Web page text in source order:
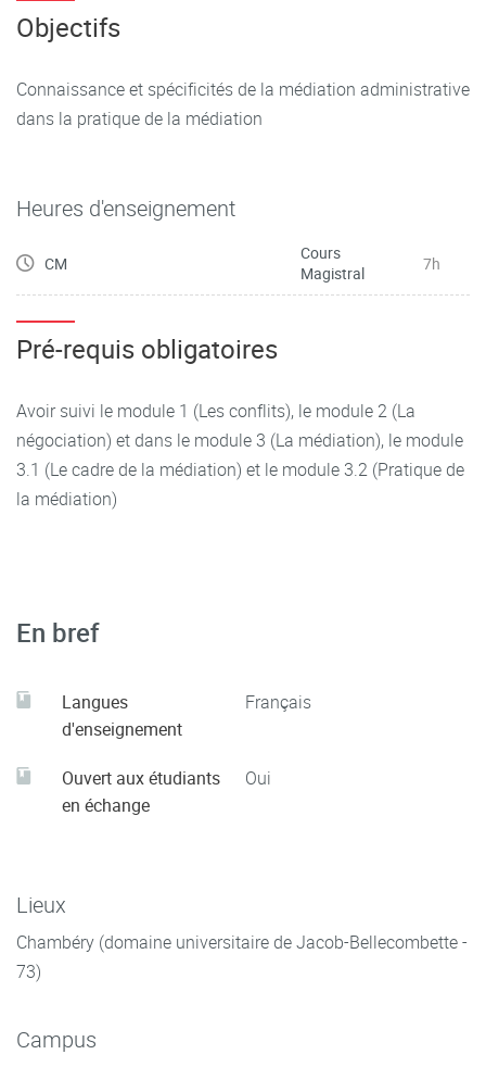
Objectifs
Connaissance et spécificités de la médiation administrative
dans la pratique de la médiation
Heures d'enseignement
CM
Cours
Magistral
7h
Pré-requis obligatoires
Avoir suivi le module 1 (Les conflits), le module 2 (La
négociation) et dans le module 3 (La médiation), le module
3.1 (Le cadre de la médiation) et le module 3.2 (Pratique de
la médiation)
En bref
Langues
d'enseignement
Français
Ouvert aux étudiants
en échange
Oui
Lieux
Chambéry (domaine universitaire de Jacob-Bellecombette -
73)
Campus